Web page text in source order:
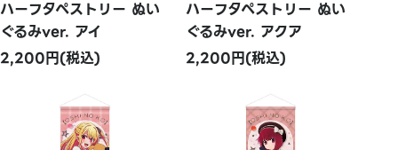
ハーフタペストリー ぬい
ぐるみver. アイ
2,200円(税込)
ハーフタペストリー ぬい
ぐるみver. アクア
2,200円(税込)